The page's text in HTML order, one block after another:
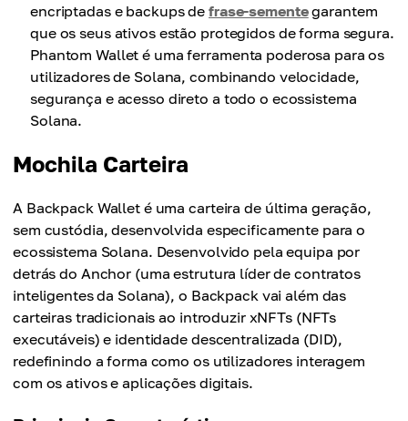
encriptadas e backups defrase-sementegarantem
que os seus ativos estão protegidos de forma segura.
Phantom Wallet é uma ferramenta poderosa para os
utilizadores de Solana, combinando velocidade,
segurança e acesso direto a todo o ecossistema
Solana.
Mochila Carteira
A Backpack Wallet é uma carteira de última geração,
sem custódia, desenvolvida especificamente para o
ecossistema Solana. Desenvolvido pela equipa por
detrás do Anchor (uma estrutura líder de contratos
inteligentes da Solana), o Backpack vai além das
carteiras tradicionais ao introduzir xNFTs (NFTs
executáveis) e identidade descentralizada (DID),
redefinindo a forma como os utilizadores interagem
com os ativos e aplicações digitais.